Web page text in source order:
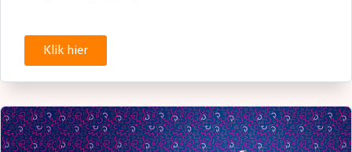
Klik hier